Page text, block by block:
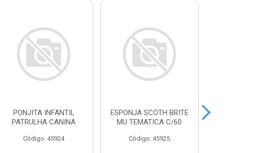
PONJITA INFANTIL
PATRULHA CANINA
Código: 45924
ESPONJA SCOTH BRITE
MU TEMATICA C/60
Código: 45925